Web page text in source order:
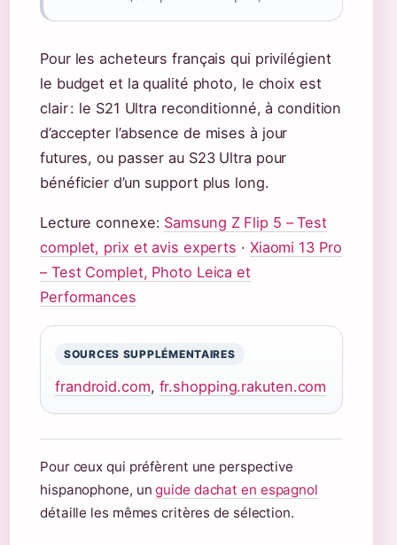
Pour les acheteurs français qui privilégient
le budget et la qualité photo, le choix est
clair : le S21 Ultra reconditionné, à condition
d’accepter l’absence de mises à jour
futures, ou passer au S23 Ultra pour
bénéficier d’un support plus long.
Lecture connexe: Samsung Z Flip 5 – Test
complet, prix et avis experts · Xiaomi 13 Pro
– Test Complet, Photo Leica et
Performances
SOURCES SUPPLÉMENTAIRES
frandroid.com, fr.shopping.rakuten.com
Pour ceux qui préfèrent une perspective
hispanophone, unguide dachat en espagnol
détaille les mêmes critères de sélection.